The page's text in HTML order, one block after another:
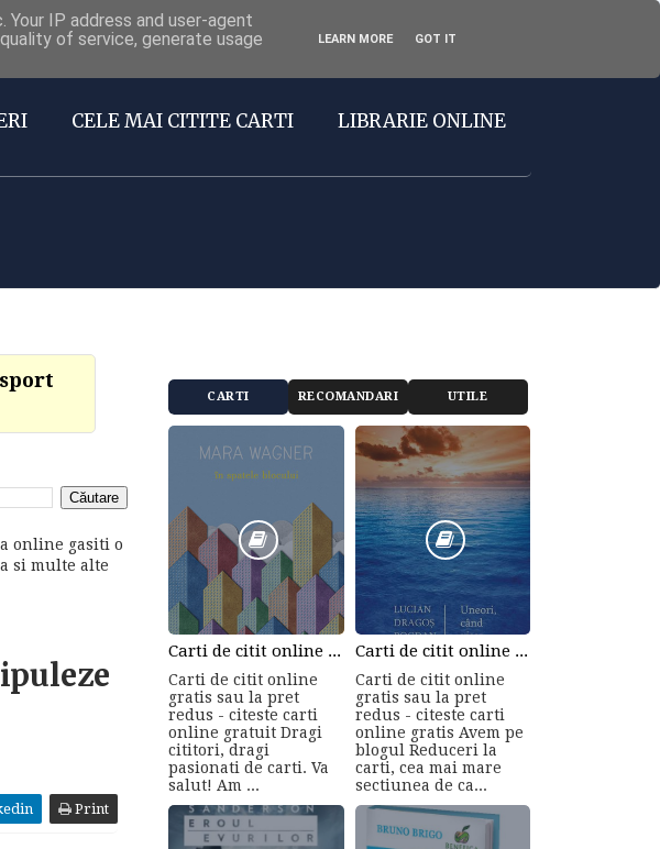
CELE MAI CITITE CARTI LIBRARIE ONLINE
online gasiti o
si multe alte
Print
CARTI RECOMANDARI UTILE
Carti de citit online gratis sau la pret redus - citeste carti online gratuit din cele mai mari librarii online!
Carti de citit online
gratis sau la pret
redus - citeste carti
online gratuit Dragi
cititori, dragi
pasionati de carti. Va
salut! Am ...
Carti de citit online gratis sau la pret redus - citeste carti online gratis
Carti de citit online
gratis sau la pret
redus - citeste carti
online gratis Avem pe
blogul Reduceri la
carti, cea mai mare
sectiunea de ca...
IP address and user-agent
of service, generate usage
LEARN MORE GOT IT